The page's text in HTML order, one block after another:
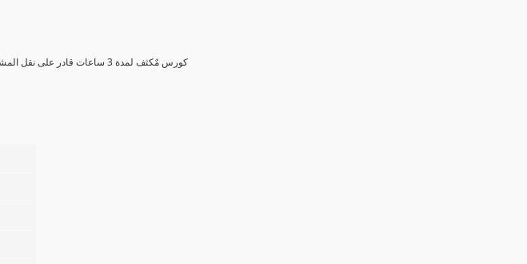
كورس مٌكثف لمدة 3 ساعات